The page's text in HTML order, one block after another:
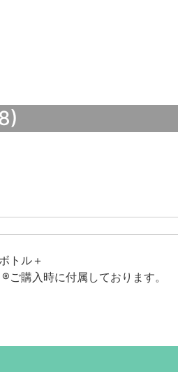
トル＋
購入時に付属しております。